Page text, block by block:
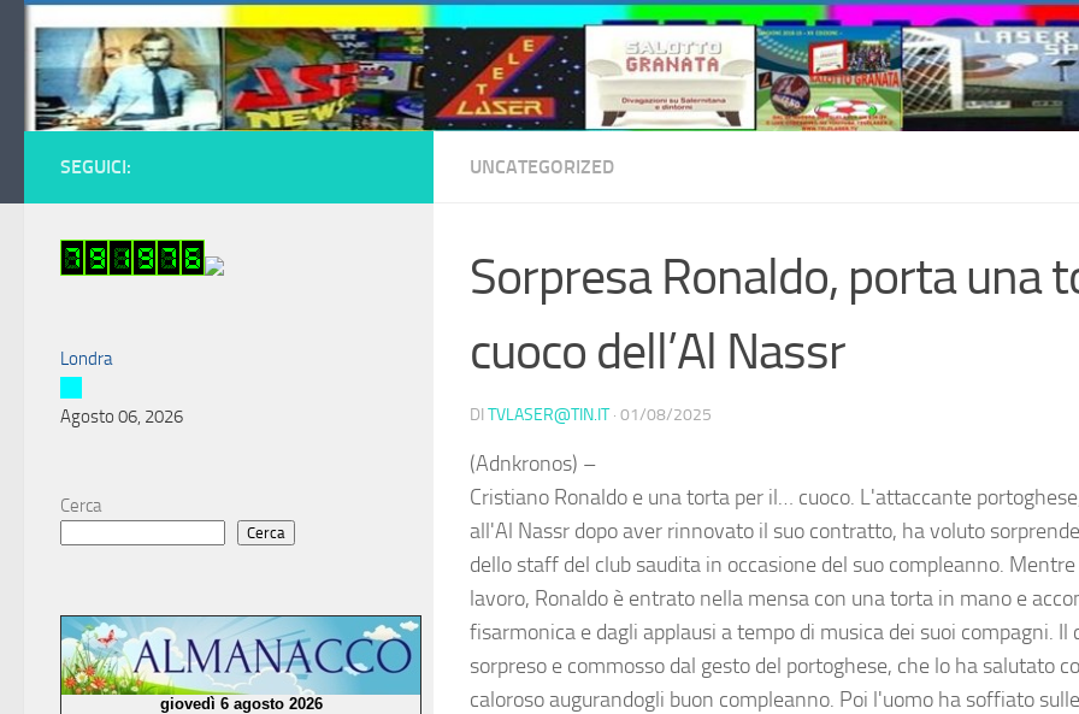
Salta al contenuto
UNCATEGORIZED
Sorpresa Ronaldo, porta una
cuoco dell’Al Nassr
DI TVLASER@TIN.IT · 01/08/2025
(Adnkronos) –
Cristiano Ronaldo e una torta per il… cuoco. L'attaccante
all'Al Nassr dopo aver rinnovato il suo contratto, ha voluto
dello staff del club saudita in occasione del suo compleanno.
lavoro, Ronaldo è entrato nella mensa con una torta in mano e
fisarmonica e dagli applausi a tempo di musica dei suoi compagni. Il
sorpreso e commosso dal gesto del portoghese, che lo ha salutato
caloroso augurandogli buon compleanno. Poi l'uomo ha soffiato
SEGUICI:
Londra
Agosto 06, 2026
Cerca
Cerca